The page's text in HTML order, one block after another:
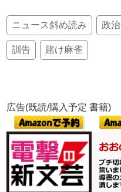
ニュース斜め読み 政治
訓告 賭け麻雀
広告(既読/購入予定 書籍)